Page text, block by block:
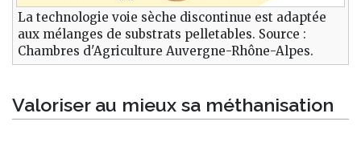
La technologie voie sèche discontinue est adaptée
aux mélanges de substrats pelletables. Source :
Chambres d'Agriculture Auvergne-Rhône-Alpes.
Valoriser au mieux sa méthanisation